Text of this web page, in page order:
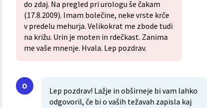
do zdaj. Na pregled pri urologu še čakam
(17.8.2009). Imam bolečine, neke vrste krče
v predelu mehurja. Velikokrat me zbode tudi
na križu. Urin je moten in rdečkast. Zanima
me vaše mnenje. Hvala. Lep pozdrav.
Lep pozdrav! Lažje in obširneje bi vam lahko
odgovoril, če bi o vaših težavah zapisla kaj